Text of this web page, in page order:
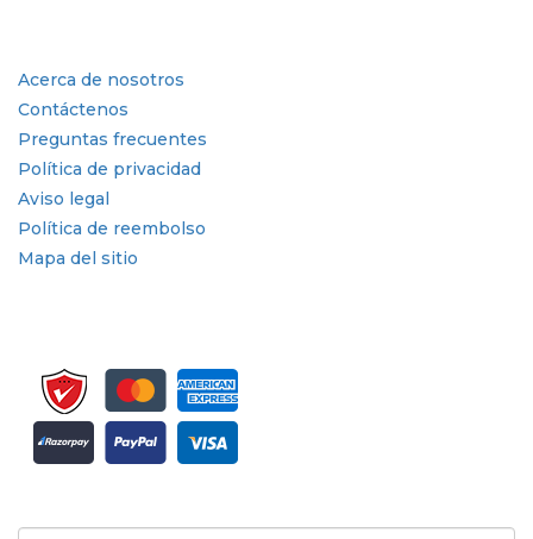
Acerca de nosotros
Contáctenos
Preguntas frecuentes
Política de privacidad
Aviso legal
Política de reembolso
Mapa del sitio